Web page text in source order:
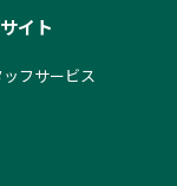
イト
フサービス